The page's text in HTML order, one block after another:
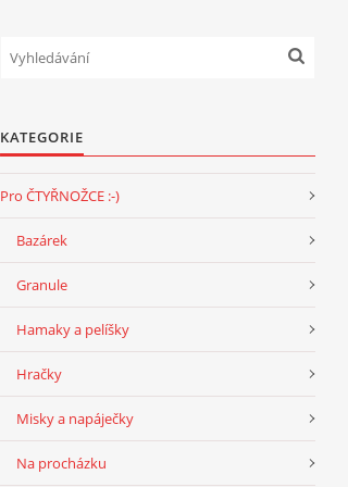
KATEGORIE
Pro ČTYŘNOŽCE :-)
Bazárek
Granule
Hamaky a pelíšky
Hračky
Misky a napáječky
Na procházku